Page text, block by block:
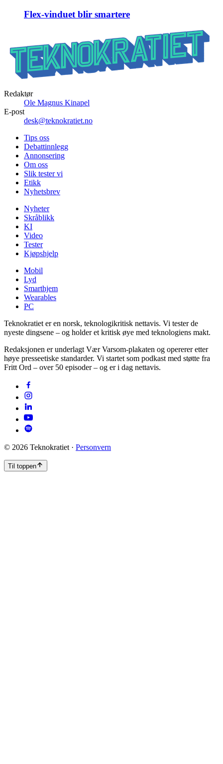
Flex-vinduet blir smartere
Redaktør
Ole Magnus Kinapel
E-post
desk@teknokratiet.no
Tips oss
Debattinnlegg
Annonsering
Om oss
Slik tester vi
Etikk
Nyhetsbrev
Nyheter
Skråblikk
KI
Video
Tester
Kjøpshjelp
Mobil
Lyd
Smarthjem
Wearables
PC
Teknokratiet er en norsk, teknologikritisk nettavis. Vi tester de
nyeste dingsene – og holder et kritisk øye med teknologiens makt.
Redaksjonen er underlagt Vær Varsom-plakaten og opererer etter
høye presseetiske standarder. Vi startet som podkast med støtte fra
Fritt Ord – over 50 episoder – og er i dag nettavis.
© 2026 Teknokratiet · Personvern
Til toppen